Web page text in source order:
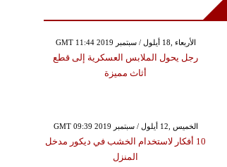
GMT 11:44 2019 الأربعاء ,18 أيلول / سبتمبر
رجل يحول الملابس العسكرية إلى قطع
أثاث مميزة
GMT 09:39 2019 الخميس ,12 أيلول / سبتمبر
10 أفكار لاستخدام الخشب في ديكور مدخل
المنزل